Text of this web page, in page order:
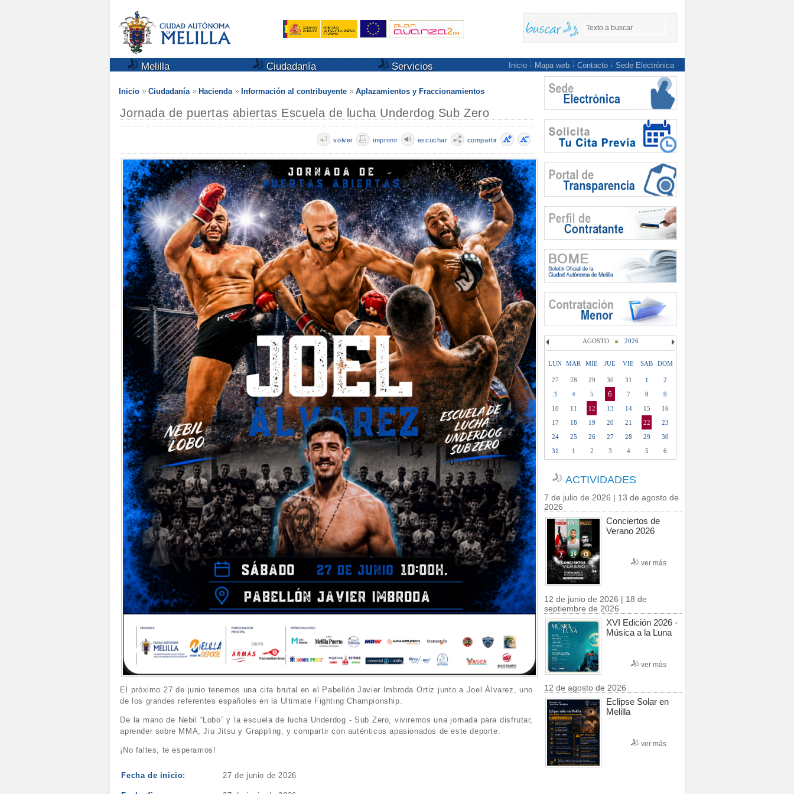
Melilla Ciudadanía Servicios Inicio Mapa web Contacto Sede Electrónica
Inicio Ciudadanía Hacienda Información al contribuyente Aplazamientos y Fraccionamientos
Jornada de puertas abiertas Escuela de lucha Underdog Sub Zero
compartir
escuchar
imprimir
volver
El próximo 27 de junio tenemos una cita brutal en el Pabellón Javier Imbroda Ortiz junto a Joel Álvarez, uno
de los grandes referentes españoles en la Ultimate Fighting Championship.
De la mano de Nebil “Lobo” y la escuela de lucha Underdog - Sub Zero, viviremos una jornada para disfrutar,
aprender sobre MMA, Jiu Jitsu y Grappling, y compartir con auténticos apasionados de este deporte.
¡No faltes, te esperamos!
Fecha de inicio: 27 de junio de 2026
AGOSTO 2026
LUN MAR MIE JUE VIE SAB DOM
27 28 29 30 31 1
2
3
4 5 6 7 8
9
10
11 12 13 14 15
16
17
18 19 20 21 22
23
24
25 26 27 28 29
30
31
1 2 3 4 5 6
ACTIVIDADES
7 de julio de 2026 | 13 de agosto de
2026
Conciertos de
Verano 2026
ver más
12 de junio de 2026 | 18 de
septiembre de 2026
XVI Edición 2026 -
Música a la Luna
ver más
12 de agosto de 2026
Eclipse Solar en
Melilla
ver más